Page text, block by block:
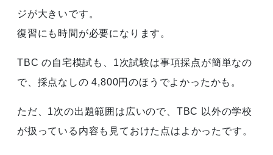
ジが大きいです。
復習にも時間が必要になります。
TBC の自宅模試も、1次試験は事項採点が簡単なの
で、採点なしの 4,800円のほうでよかったかも。
ただ、1次の出題範囲は広いので、TBC 以外の学校
が扱っている内容も見ておけた点はよかったです。